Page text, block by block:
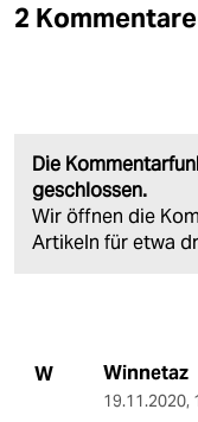
2 Kommentare
Die
geschlossen.
Wir öffnen die
Artikeln für etwa
W Winnetaz
19.11.2020,